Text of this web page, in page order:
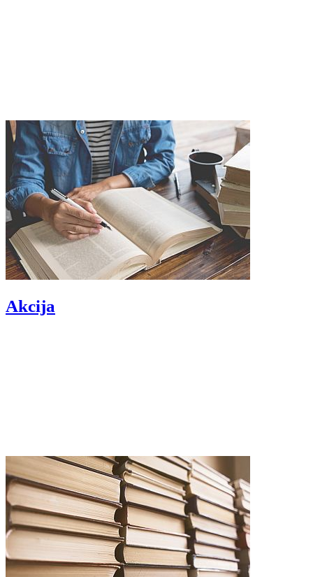
Akcija